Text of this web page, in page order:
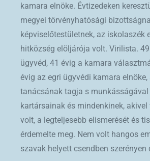
kamara elnöke. Évtizedeken
megyei törvényhatósági
képviselőtestületnek, az iskolaszék
hitközség elöljárója volt. Virilista.
ügyvéd, 41 évig a kamara
évig az egri ügyvédi kamara
tanácsának tagja s
kartársainak és mindenkinek,
volt, a legteljesebb elismerését és
érdemelte meg. Nem volt hangos
szavak helyett csendben szerényen